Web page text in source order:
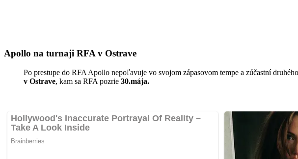
Apollo na turnaji RFA v Ostrave
Po prestupe do RFA Apollo nepoľavuje vo svojom zápasovom tempe a zúčastní
v Ostrave, kam sa RFA pozrie 30.mája.